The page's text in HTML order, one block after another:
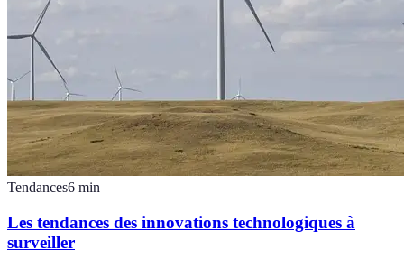
Tendances6 min
Les tendances des innovations technologiques à
surveiller